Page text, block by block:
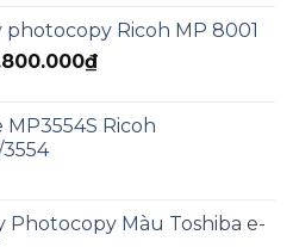
Ricoh MP 8001
₫Giá
là:
Ricoh
Photocopy Màu Toshiba e-